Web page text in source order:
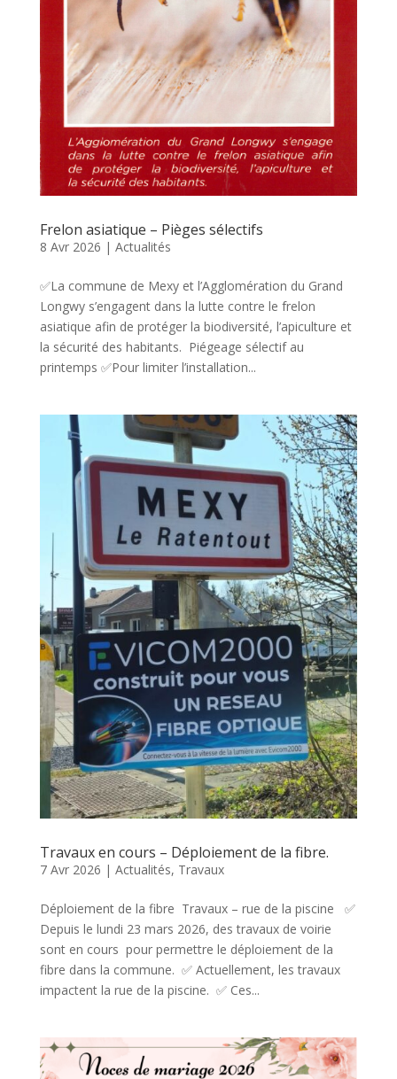
Frelon asiatique – Pièges sélectifs
8 Avr 2026 | Actualités
✅La commune de Mexy et l’Agglomération du Grand
Longwy s’engagent dans la lutte contre le frelon
asiatique afin de protéger la biodiversité, l’apiculture et
la sécurité des habitants. Piégeage sélectif au
printemps ✅Pour limiter l’installation...
Travaux en cours – Déploiement de la fibre.
7 Avr 2026 | Actualités, Travaux
Déploiement de la fibre Travaux – rue de la piscine ✅
Depuis le lundi 23 mars 2026, des travaux de voirie
sont en cours pour permettre le déploiement de la
fibre dans la commune. ✅ Actuellement, les travaux
impactent la rue de la piscine. ✅ Ces...